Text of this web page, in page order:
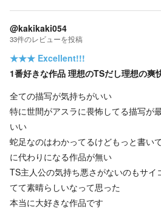
@kakikaki054
33件のレビューを投稿
★★★ Excellent!!!
1番好きな作品 理想のTSだし理想の爽
全ての描写が気持ちがいい
特に世間がアスラに畏怖してる描写が
いい
蛇足なのはわかってるけどもっと書い
に代わりになる作品が無い
TS主人公の気持ち悪さがないのもサ
てて素晴らしいなって思った
本当に大好きな作品です